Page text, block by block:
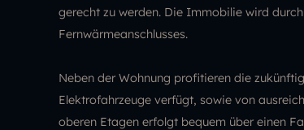
gerecht zu werden. Die Immobilie wird
Fernwärmeanschlusses.
Neben der Wohnung profitieren die
Elektrofahrzeuge verfügt, sowie von
oberen Etagen erfolgt bequem über einen